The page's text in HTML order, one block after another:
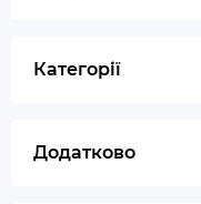
Категорії
Додатково